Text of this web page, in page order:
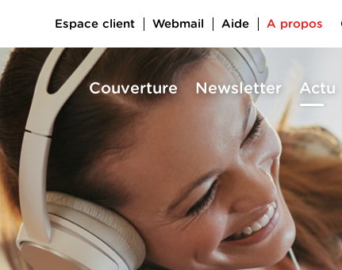
Couverture Newsletter Actu
Espace client Webmail Aide A propos